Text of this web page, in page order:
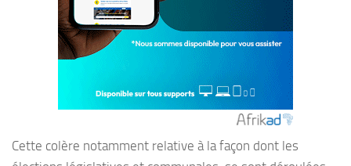
Cette colère notamment relative à la façon dont les